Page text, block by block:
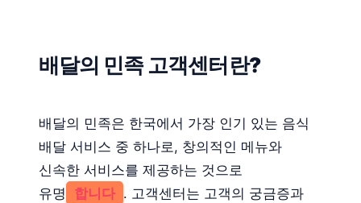
배달의 민족 고객센터란?
배달의 민족은 한국에서 가장 인기 있는 음식
배달 서비스 중 하나로, 창의적인 메뉴와
신속한 서비스를 제공하는 것으로
유명
합니다 . 고객센터는 고객의 궁금증과